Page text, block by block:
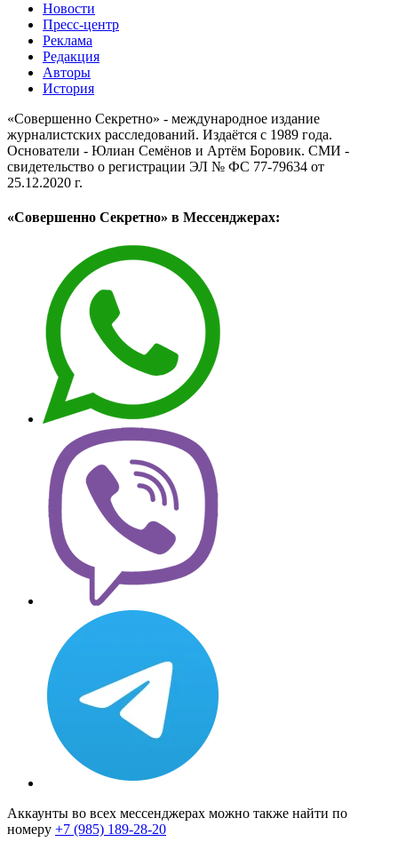
Новости
Пресс-центр
Реклама
Редакция
Авторы
История
«Совершенно Секретно» - международное издание
журналистских расследований. Издаётся с 1989 года.
Основатели - Юлиан Семёнов и Артём Боровик. CМИ -
свидетельство о регистрации ЭЛ № ФС 77-79634 от
25.12.2020 г.
«Совершенно Секретно» в Мессенджерах:
Аккаунты во всех мессенджерах можно также найти по
номеру +7 (985) 189-28-20